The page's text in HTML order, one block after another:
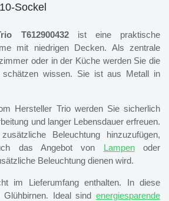
Sockel
T612900432ist eine praktische
mit niedrigen Decken. Als zentrale
oder in der Küche werden Sie die
schätzen wissen. Sie ist aus Metall in
Hersteller Trio werden Sie sicherlich
und langer Lebensdauer erfreuen.
Beleuchtung hinzuzufügen,
das Angebot von Lampenoder
Beleuchtung dienen wird.
im Lieferumfang enthalten. In diese
Ideal sind energiesparende